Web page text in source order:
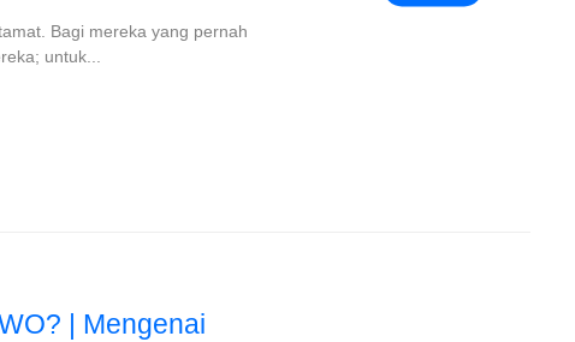
Bagi mereka yang pernah
untuk...
| Mengenai